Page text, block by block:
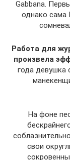
Gabbana.
однако сама
Работа для
произвела
года девушка
На фоне
свои